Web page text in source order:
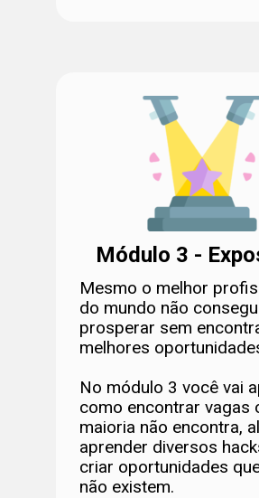
Módulo 3 -
Mesmo o melhor
do mundo não
prosperar sem
melhores
No módulo 3 você vai
como encontrar vagas
maioria não encontra,
aprender diversos
criar oportunidades
não existem.